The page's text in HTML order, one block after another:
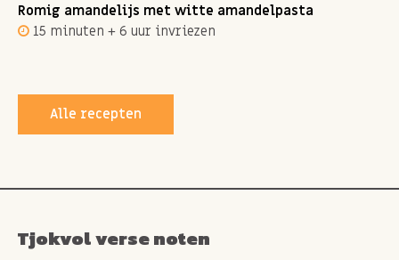
Romig amandelijs met witte amandelpasta
15 minuten + 6 uur invriezen
Alle recepten
Tjokvol verse noten